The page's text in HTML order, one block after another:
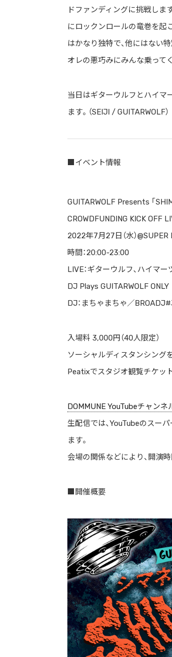
ドファンディングに挑戦しま
にロックンロールの竜巻を起
はかなり独特で、他にはない
オレの悪巧みにみんな乗ってく
当日はギターウルフとハイマ
ます。（SEIJI / GUITARWOLF）
■イベント情報
GUITARWOLF Presents ｢
CROWDFUNDING KICK OFF
2022年7月27日（水）@SUPER
時間：20:00-23:00
LIVE：ギターウルフ、ハイマ
DJ Plays GUITARWOLF ONLY
DJ：まちゃまちゃ／
入場料 3,000円（40人限定）
ソーシャルディスタンシング
Peatixでスタジオ観覧チケッ
DOMMUNE YouTubeチャンネ
生配信では、YouTubeのスー
ます。
会場の関係などにより、開演
■開催概要